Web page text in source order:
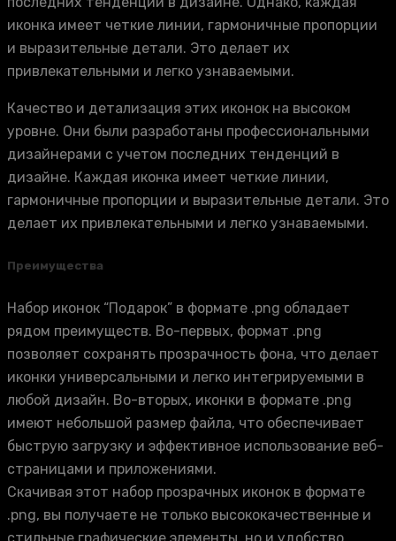
иконка имеет четкие линии, гармоничные пропорции
и выразительные детали. Это делает их
привлекательными и легко узнаваемыми.
Качество и детализация этих иконок на высоком
уровне. Они были разработаны профессиональными
дизайнерами с учетом последних тенденций в
дизайне. Каждая иконка имеет четкие линии,
гармоничные пропорции и выразительные детали. Это
делает их привлекательными и легко узнаваемыми.
Преимущества
Набор иконок “Подарок” в формате .png обладает
рядом преимуществ. Во-первых, формат .png
позволяет сохранять прозрачность фона, что делает
иконки универсальными и легко интегрируемыми в
любой дизайн. Во-вторых, иконки в формате .png
имеют небольшой размер файла, что обеспечивает
быструю загрузку и эффективное использование веб-
страницами и приложениями.
Скачивая этот набор прозрачных иконок в формате
.png, вы получаете не только высококачественные и